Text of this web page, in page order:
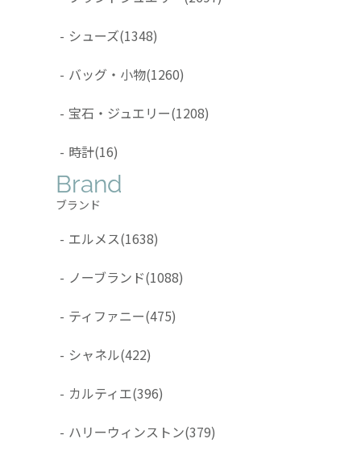
- シューズ(1348)
- バッグ・小物(1260)
- 宝石・ジュエリー(1208)
- 時計(16)
Brand
ブランド
- エルメス(1638)
- ノーブランド(1088)
- ティファニー(475)
- シャネル(422)
- カルティエ(396)
- ハリーウィンストン(379)